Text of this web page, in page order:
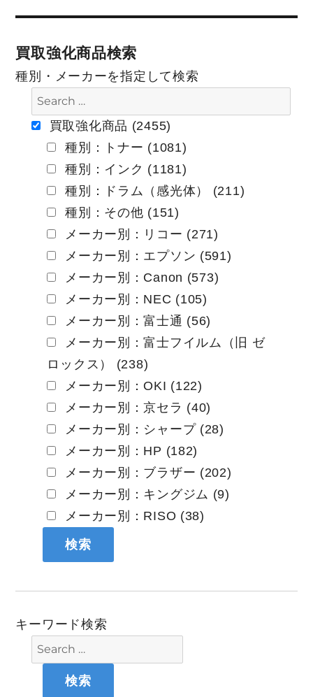
ビ
ー
稿:
買取強化商品検索
種別・メーカーを指定して検索
買取強化商品 (2455)
種別：トナー (1081)
種別：インク (1181)
種別：ドラム（感光体） (211)
種別：その他 (151)
メーカー別：リコー (271)
メーカー別：エプソン (591)
メーカー別：Canon (573)
メーカー別：NEC (105)
メーカー別：富士通 (56)
メーカー別：富士フイルム（旧 ゼ
ロックス） (238)
メーカー別：OKI (122)
メーカー別：京セラ (40)
メーカー別：シャープ (28)
メーカー別：HP (182)
メーカー別：ブラザー (202)
メーカー別：キングジム (9)
メーカー別：RISO (38)
キーワード検索